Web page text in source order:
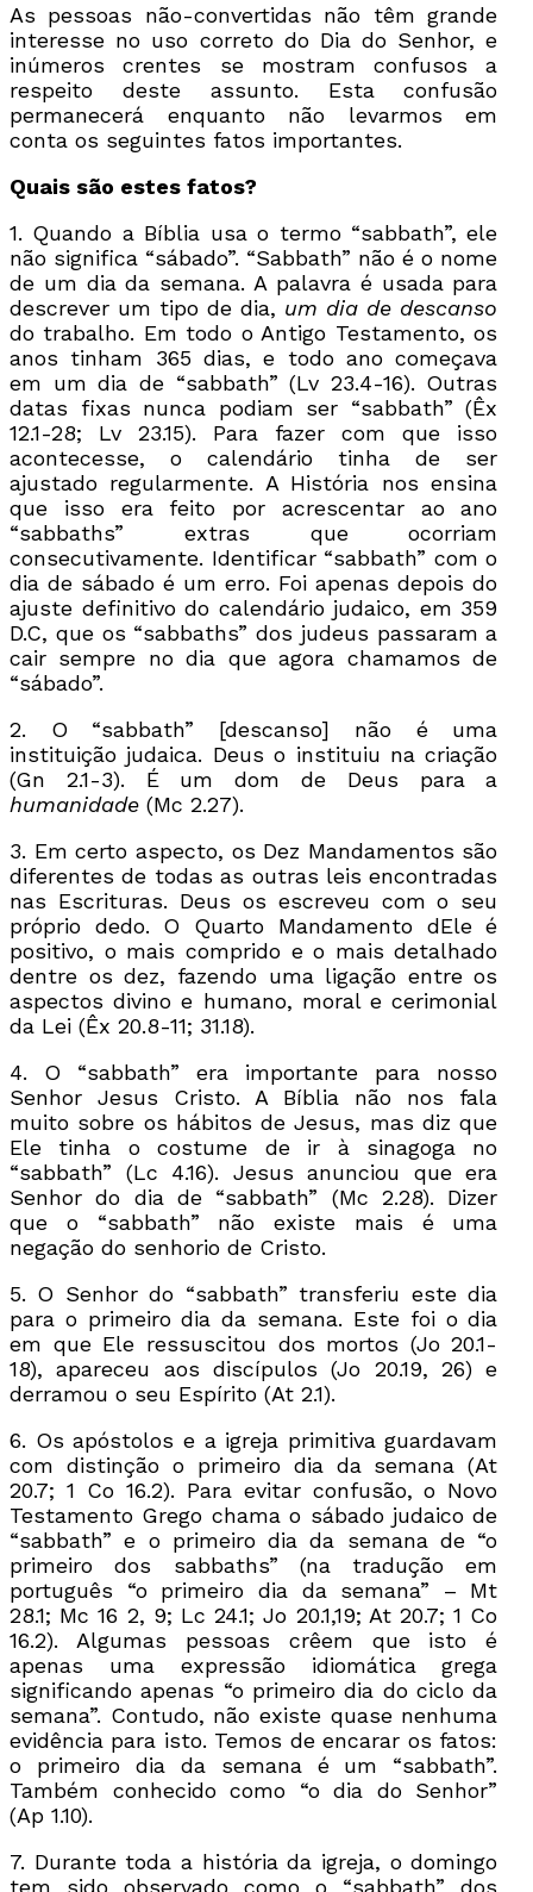
As pessoas não-convertidas não têm grande
interesse no uso correto do Dia do Senhor, e
inúmeros crentes se mostram confusos a
respeito deste assunto. Esta confusão
permanecerá enquanto não levarmos em
conta os seguintes fatos importantes.
Quais são estes fatos?
1. Quando a Bíblia usa o termo “sabbath”, ele
não significa “sábado”. “Sabbath” não é o nome
de um dia da semana. A palavra é usada para
descrever um tipo de dia, um dia de descanso
do trabalho. Em todo o Antigo Testamento, os
anos tinham 365 dias, e todo ano começava
em um dia de “sabbath” (Lv 23.4-16). Outras
datas fixas nunca podiam ser “sabbath” (Êx
12.1-28; Lv 23.15). Para fazer com que isso
acontecesse, o calendário tinha de ser
ajustado regularmente. A História nos ensina
que isso era feito por acrescentar ao ano
“sabbaths” extras que ocorriam
consecutivamente. Identificar “sabbath” com o
dia de sábado é um erro. Foi apenas depois do
ajuste definitivo do calendário judaico, em 359
D.C, que os “sabbaths” dos judeus passaram a
cair sempre no dia que agora chamamos de
“sábado”.
2. O “sabbath” [descanso] não é uma
instituição judaica. Deus o instituiu na criação
(Gn 2.1-3). É um dom de Deus para a
humanidade (Mc 2.27).
3. Em certo aspecto, os Dez Mandamentos são
diferentes de todas as outras leis encontradas
nas Escrituras. Deus os escreveu com o seu
próprio dedo. O Quarto Mandamento dEle é
positivo, o mais comprido e o mais detalhado
dentre os dez, fazendo uma ligação entre os
aspectos divino e humano, moral e cerimonial
da Lei (Êx 20.8-11; 31.18).
4. O “sabbath” era importante para nosso
Senhor Jesus Cristo. A Bíblia não nos fala
muito sobre os hábitos de Jesus, mas diz que
Ele tinha o costume de ir à sinagoga no
“sabbath” (Lc 4.16). Jesus anunciou que era
Senhor do dia de “sabbath” (Mc 2.28). Dizer
que o “sabbath” não existe mais é uma
negação do senhorio de Cristo.
5. O Senhor do “sabbath” transferiu este dia
para o primeiro dia da semana. Este foi o dia
em que Ele ressuscitou dos mortos (Jo 20.1-
18), apareceu aos discípulos (Jo 20.19, 26) e
derramou o seu Espírito (At 2.1).
6. Os apóstolos e a igreja primitiva guardavam
com distinção o primeiro dia da semana (At
20.7; 1 Co 16.2). Para evitar confusão, o Novo
Testamento Grego chama o sábado judaico de
“sabbath” e o primeiro dia da semana de “o
primeiro dos sabbaths” (na tradução em
português “o primeiro dia da semana” – Mt
28.1; Mc 16 2, 9; Lc 24.1; Jo 20.1,19; At 20.7; 1 Co
16.2). Algumas pessoas crêem que isto é
apenas uma expressão idiomática grega
significando apenas “o primeiro dia do ciclo da
semana”. Contudo, não existe quase nenhuma
evidência para isto. Temos de encarar os fatos:
o primeiro dia da semana é um “sabbath”.
Também conhecido como “o dia do Senhor”
(Ap 1.10).
7. Durante toda a história da igreja, o domingo
tem sido observado como o “sabbath” dos